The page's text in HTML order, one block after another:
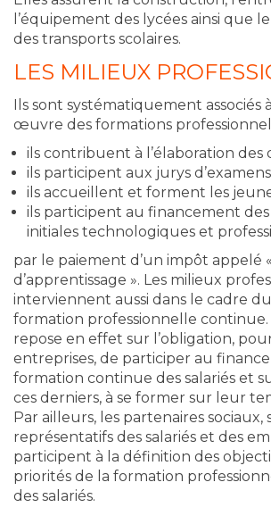
l’équipement des lycées ainsi que
des transports scolaires.
LES MILIEUX
Ils sont systématiquement associés
œuvre des formations
ils contribuent à l’élaboration des
ils participent aux jurys
ils accueillent et forment les
ils participent au financement
initiales technologiques et
par le paiement d’un impôt appelé
d’apprentissage ». Les milieux
interviennent aussi dans le cadre
formation professionnelle continue.
repose en effet sur l’obligation,
entreprises, de participer au
formation continue des salariés et
ces derniers, à se former sur leur
Par ailleurs, les partenaires sociaux,
représentatifs des salariés et des
participent à la définition des
priorités de la formation
des salariés.